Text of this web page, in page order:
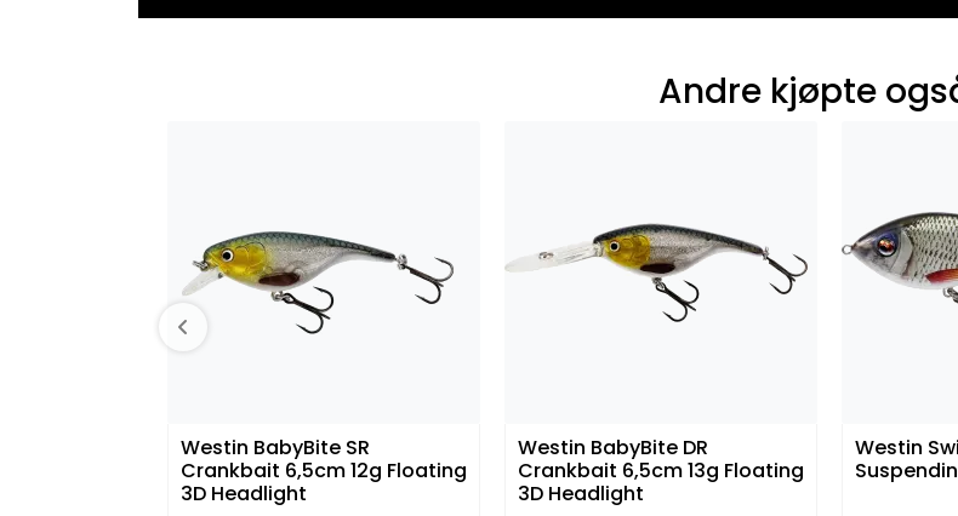
Andre kjøpte
Westin BabyBite SR
Crankbait 6,5cm 12g Floating
3D Headlight
Westin BabyBite DR
Crankbait 6,5cm 13g Floating
3D Headlight
Westin